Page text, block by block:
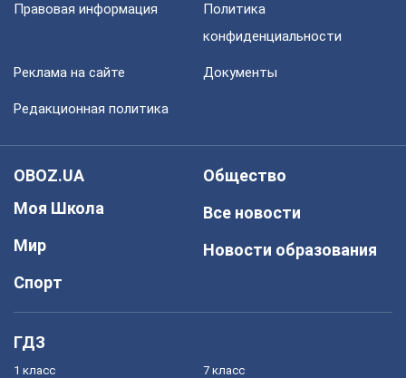
Правовая информация
Политика
конфиденциальности
Реклама на сайте Документы
Редакционная политика
OBOZ.UA
Моя Школа
Мир
Спорт
Общество
Все новости
Новости образования
ГДЗ
1 класс 7 класс